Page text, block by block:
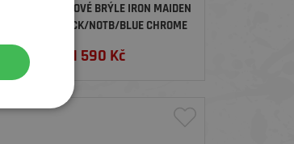
MELON SJEZDOVÉ BRÝLE IRON MAIDEN
PARKER, BLACK/NOTB/BLUE CHROME
1 590 Kč